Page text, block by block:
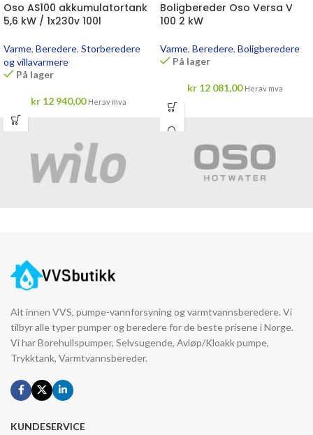
Oso AS100 akkumulatortank
5,6 kW / 1x230v 100l
Varme, Beredere, Storberedere
og villavarmere
På lager
kr12 940,00 Herav mva
Boligbereder Oso Versa V
100 2 kW
Varme, Beredere, Boligberedere
På lager
kr12 081,00 Herav mva
Alt innen VVS, pumpe-vannforsyning og varmtvannsberedere. Vi
tilbyr alle typer pumper og beredere for de beste prisene i Norge.
Vi har Borehullspumper, Selvsugende, Avløp/Kloakk pumpe,
Trykktank, Varmtvannsbereder.
KUNDESERVICE